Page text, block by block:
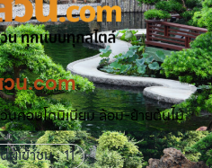
น.com
คอนโดมิเนียม ล้อม-ย้ายต้นไม้
ผู้เข้าชม :11